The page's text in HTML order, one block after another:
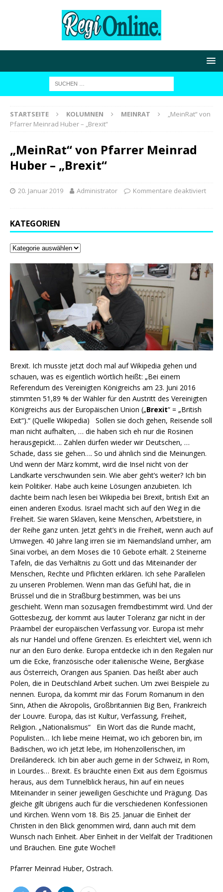
STARTSEITE KOLUMNEN MEINRAT
„MeinRat“ von
Pfarrer Meinrad Huber – „Brexit“
„MeinRat“ von Pfarrer Meinrad
Huber – „Brexit“
20. Januar 2019 Administrator Kommentare deaktiviert
KATEGORIEN
Brexit. Ich musste jetzt doch mal auf Wikipedia gehen und
schauen, was es eigentlich wörtlich heißt: „Bei einem
Referendum des Vereinigten Königreichs am 23. Juni 2016
stimmten 51,89 % der Wähler für den Austritt des Vereinigten
Königreichs aus der Europäischen Union („Brexit“ = „British
Exit“).“ (Quelle Wikipedia) Sollen sie doch gehen, Reisende soll
man nicht aufhalten, … die haben sich eh nur die Rosinen
herausgepickt…. Zahlen dürfen wieder wir Deutschen, …
Schade, dass sie gehen…. So und ähnlich sind die Meinungen.
Und wenn der März kommt, wird die Insel nicht von der
Landkarte verschwunden sein. Wie aber geht’s weiter? Ich bin
kein Politiker. Habe auch keine Lösungen anzubieten. Ich
dachte beim nach lesen bei Wikipedia bei Brexit, british Exit an
einen anderen Exodus. Israel macht sich auf den Weg in die
Freiheit. Sie waren Sklaven, keine Menschen, Arbeitstiere, in
der Reihe ganz unten. Jetzt geht’s in die Freiheit, wenn auch auf
Umwegen. 40 Jahre lang irren sie im Niemandsland umher, am
Sinai vorbei, an dem Moses die 10 Gebote erhält. 2 Steinerne
Tafeln, die das Verhältnis zu Gott und das Miteinander der
Menschen, Rechte und Pflichten erklären. Ich sehe Parallelen
zu unseren Problemen. Wenn man das Gefühl hat, die in
Brüssel und die in Straßburg bestimmen, was bei uns
geschieht. Wenn man sozusagen fremdbestimmt wird. Und der
Gottesbezug, der kommt aus lauter Toleranz gar nicht in der
Präambel der europäischen Verfassung vor. Europa ist mehr
als nur Handel und offene Grenzen. Es erleichtert viel, wenn ich
nur an den Euro denke. Europa entdecke ich in den Regalen nur
um die Ecke, französische oder italienische Weine, Bergkäse
aus Österreich, Orangen aus Spanien. Das heißt aber auch
Polen, die in Deutschland Arbeit suchen. Um zwei Beispiele zu
nennen. Europa, da kommt mir das Forum Romanum in den
Sinn, Athen die Akropolis, Großbritannien Big Ben, Frankreich
der Louvre. Europa, das ist Kultur, Verfassung, Freiheit,
Religion. „Nationalismus“ Ein Wort das die Runde macht,
Populisten… Ich liebe meine Heimat, wo ich geboren bin, im
Badischen, wo ich jetzt lebe, im Hohenzollerischen, im
Dreiländereck. Ich bin aber auch gerne in der Schweiz, in Rom,
in Lourdes… Brexit. Es bräuchte einen Exit aus dem Egoismus
heraus, aus dem Tunnelblick heraus, hin auf ein neues
Miteinander in seiner jeweiligen Geschichte und Prägung. Das
gleiche gilt übrigens auch für die verschiedenen Konfessionen
und Kirchen. Wenn vom 18. Bis 25. Januar die Einheit der
Christen in den Blick genommen wird, dann auch mit dem
Wunsch nach Einheit. Aber Einheit in der Vielfalt der Traditionen
und Bräuchen. Eine gute Woche!!
Pfarrer Meinrad Huber, Ostrach.